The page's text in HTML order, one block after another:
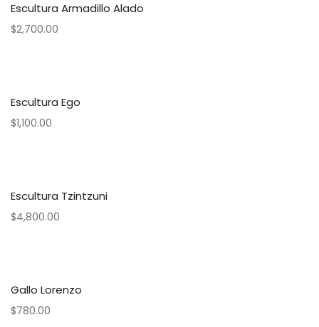
Escultura Armadillo Alado
$2,700.00
Escultura Ego
$1,100.00
Escultura Tzintzuni
$4,800.00
Gallo Lorenzo
$780.00